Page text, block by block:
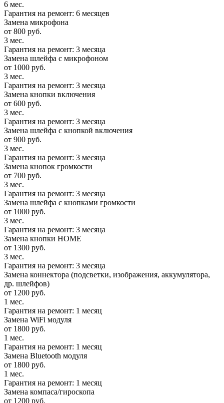
6 мес.
Гарантия на ремонт: 6 месяцев
Замена микрофона
от 800 руб.
3 мес.
Гарантия на ремонт: 3 месяца
Замена шлейфа с микрофоном
от 1000 руб.
3 мес.
Гарантия на ремонт: 3 месяца
Замена кнопки включения
от 600 руб.
3 мес.
Гарантия на ремонт: 3 месяца
Замена шлейфа с кнопкой включения
от 900 руб.
3 мес.
Гарантия на ремонт: 3 месяца
Замена кнопок громкости
от 700 руб.
3 мес.
Гарантия на ремонт: 3 месяца
Замена шлейфа с кнопками громкости
от 1000 руб.
3 мес.
Гарантия на ремонт: 3 месяца
Замена кнопки HOME
от 1300 руб.
3 мес.
Гарантия на ремонт: 3 месяца
Замена коннектора (подсветки, изображения, аккумулятора,
др. шлейфов)
от 1200 руб.
1 мес.
Гарантия на ремонт: 1 месяц
Замена WiFi модуля
от 1800 руб.
1 мес.
Гарантия на ремонт: 1 месяц
Замена Bluetooth модуля
от 1800 руб.
1 мес.
Гарантия на ремонт: 1 месяц
Замена компаса/гироскопа
от 1200 руб.